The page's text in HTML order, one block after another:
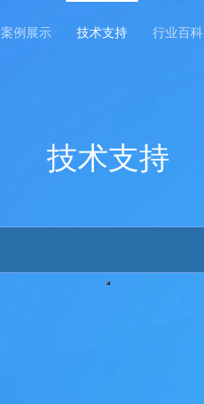
案例展示 技术支持 行业百科
技术支持